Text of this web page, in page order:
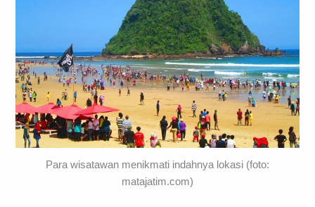
Para wisatawan menikmati indahnya lokasi (foto:
matajatim.com)